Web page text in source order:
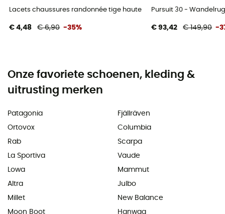
Lacets chaussures randonnée tige haute - Schoenveters
€ 4,48 € 6,90 -35%
Pursuit 30 -
€ 93,42 € 149,90 -
Onze favoriete schoenen, kleding &
uitrusting merken
Patagonia
Ortovox
Rab
La Sportiva
Lowa
Altra
Millet
Moon Boot
Fjällräven
Columbia
Scarpa
Vaude
Mammut
Julbo
New Balance
Hanwag